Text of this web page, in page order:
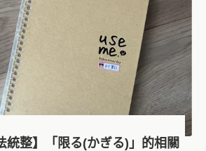
統整】「限る(かぎる)」的相關